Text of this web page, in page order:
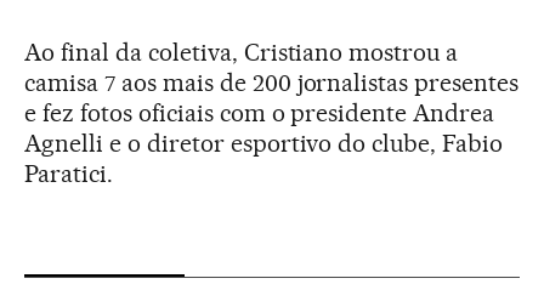
Ao final da coletiva, Cristiano mostrou a
camisa 7 aos mais de 200 jornalistas presentes
e fez fotos oficiais com o presidente Andrea
Agnelli e o diretor esportivo do clube, Fabio
Paratici.